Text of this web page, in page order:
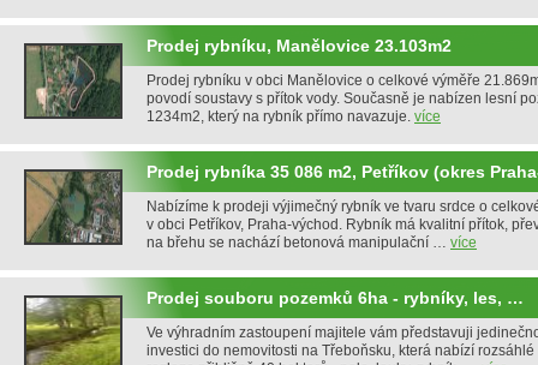
Prodej rybníku, Manělovice 23.103m2
Prodej rybníku v obci Manělovice o celkové výměře
povodí soustavy s přítok vody. Současně je nabízen lesní
1234m2, který na rybník přímo navazuje. více
Prodej rybníka 35 086 m2, Petříkov (okres
Nabízíme k prodeji výjimečný rybník ve tvaru srdce o
v obci Petříkov, Praha-východ. Rybník má kvalitní přítok,
na břehu se nachází betonová manipulační … více
Prodej souboru pozemků 6ha - rybníky, les, …
Ve výhradním zastoupení majitele vám představuji
investici do nemovitosti na Třeboňsku, která nabízí